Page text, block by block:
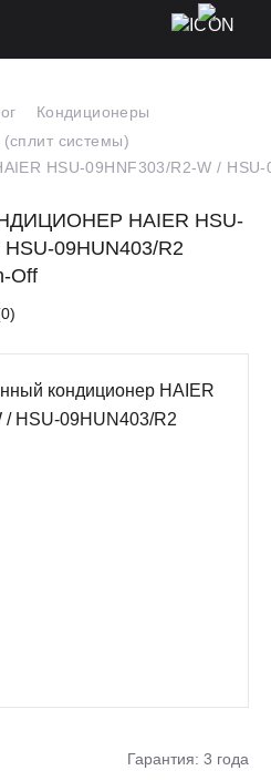
Кондиционеры
системы)
HSU-09HNF303/R2-W /
HAIER HSU-
09HUN403/R2
Off
Гарантия: 3 года